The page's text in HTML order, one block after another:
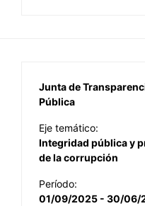
Junta de
Pública
Eje temático:
Integridad pública y
de la corrupción
Período:
01/09/2025 - 30/06/